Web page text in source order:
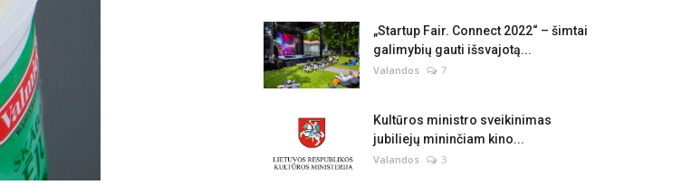
„Startup Fair. Connect 2022“ – šimtai
galimybių gauti išsvajotą...
Valandos 7
Kultūros ministro sveikinimas
jubiliejų mininčiam kino...
Valandos 3